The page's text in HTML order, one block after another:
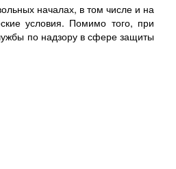
началах, в том числе и на
условия. Помимо того, при
по надзору в сфере защиты